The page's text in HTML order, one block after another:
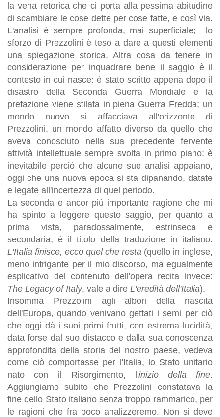
la vena retorica che ci porta alla pessima abitudine
di scambiare le cose dette per cose fatte, e così via.
L'analisi è sempre profonda, mai superficiale; lo
sforzo di Prezzolini è teso a dare a questi elementi
una spiegazione storica. Altra cosa da tenere in
considerazione per inquadrare bene il saggio è il
contesto in cui nasce: è stato scritto appena dopo il
disastro della Seconda Guerra Mondiale e la
prefazione viene stilata in piena Guerra Fredda; un
mondo nuovo si affacciava all'orizzonte di
Prezzolini, un mondo affatto diverso da quello che
aveva conosciuto nella sua precedente fervente
attività intellettuale sempre svolta in primo piano: è
inevitabile perciò che alcune sue analisi appaiano,
oggi che una nuova epoca si sta dipanando, datate
e legate all'incertezza di quel periodo.
La seconda e ancor più importante ragione che mi
ha spinto a leggere questo saggio, per quanto a
prima vista, paradossalmente, estrinseca e
secondaria, è il titolo della traduzione in italiano:
L'Italia finisce, ecco quel che resta (quello in inglese,
meno intrigante per il mio discorso, ma egualmente
esplicativo del contenuto dell'opera recita invece:
The Legacy of Italy, vale a dire L'eredità dell'Italia).
Insomma Prezzolini agli albori della nascita
dell'Europa, quando venivano gettati i semi per ciò
che oggi dà i suoi primi frutti, con estrema lucidità,
data forse dal suo distacco e dalla sua conoscenza
approfondita della storia del nostro paese, vedeva
come ciò comportasse per l'Italia, lo Stato unitario
nato con il Risorgimento, l'inizio della fine.
Aggiungiamo subito che Prezzolini constatava la
fine dello Stato italiano senza troppo rammarico, per
le ragioni che fra poco analizzeremo. Non si deve